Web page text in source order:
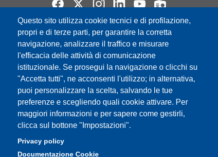
Questo sito utilizza cookie tecnici e di profilazione,
propri e di terze parti, per garantire la corretta
navigazione, analizzare il traffico e misurare
l'efficacia delle attività di comunicazione
istituzionale. Se prosegui la navigazione o clicchi su
"Accetta tutti", ne acconsenti l'utilizzo; in alternativa,
puoi personalizzare la scelta, salvando le tue
preferenze e scegliendo quali cookie attivare. Per
maggiori informazioni e per sapere come gestirli,
clicca sul bottone "Impostazioni".
Privacy policy
Documentazione Cookie
Partita IVA: 00427620364
e-mail: urp@unimore.it
PEC: primo contatto: urp@pec.unimore.it
Indirizzo ReGIndE per notifica Atti Processuali:
direzionelegale@pec.unimore.it
Sede di Modena: Via Università 4, 41121 Modena, Tel. 059
2056511 - Fax 059 245156
Sede di Reggio Emilia : Viale A. Allegri 9, 42121 Reggio
Emilia, Tel. 0522 523041 - Fax 0522 523045